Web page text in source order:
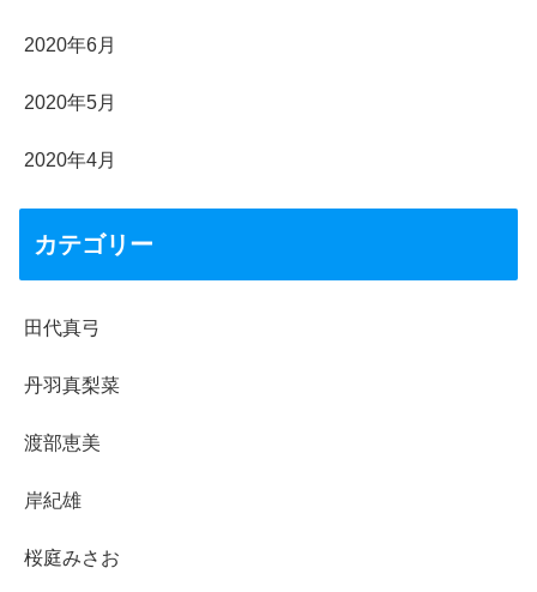
2020年6月
2020年5月
2020年4月
カテゴリー
田代真弓
丹羽真梨菜
渡部恵美
岸紀雄
桜庭みさお